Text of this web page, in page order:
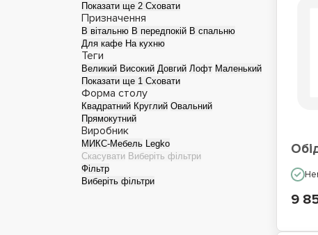
Показати ще 2 Сховати
Призначення
В вітальню В передпокій В спальню
Для кафе На кухню
Теги
Великий Високий Довгий Лофт Маленький
Показати ще 1 Сховати
Форма столу
Квадратний Круглий Овальний
Прямокутний
Виробник
МИКС-Мебель Legko
Скасувати Виберіть фільтри
Фільтр
Виберіть фільтри
9